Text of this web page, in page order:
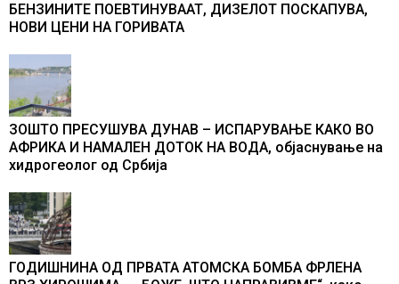
БЕНЗИНИТЕ ПОЕВТИНУВААТ, ДИЗЕЛОТ ПОСКАПУВА,
НОВИ ЦЕНИ НА ГОРИВАТА
ЗОШТО ПРЕСУШУВА ДУНАВ – ИСПАРУВАЊЕ КАКО ВО
АФРИКА И НАМАЛЕН ДОТОК НА ВОДА, објаснување на
хидрогеолог од Србија
ГОДИШНИНА ОД ПРВАТА АТОМСКА БОМБА ФРЛЕНА